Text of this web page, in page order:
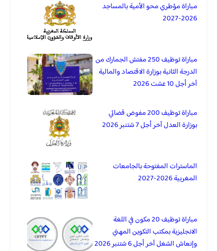
مباراة مؤطري محو الأمية بالمساجد
2026-2027
مباراة توظيف 250 مفتش الجمارك من
الدرجة الثانية بوزارة الاقتصاد والمالية
آخر أجل 10 غشت 2026
مباراة توظيف 200 مفوض قضائي
بوزارة العدل آخر أجل 7 شتنبر 2026
الماسترات المفتوحة بالجامعات
المغربية 2026-2027
مباراة توظيف 20 مكون في اللغة
الانجليزية بمكتب التكوين المهني
وإنعاش الشغل آخر أجل 6 شتنبر 2026